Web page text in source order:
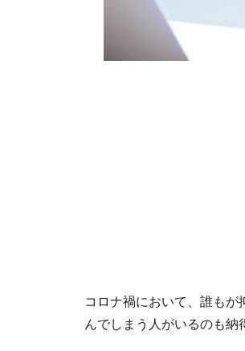
コロナ禍において、誰も
んでしまう人がいるのも納